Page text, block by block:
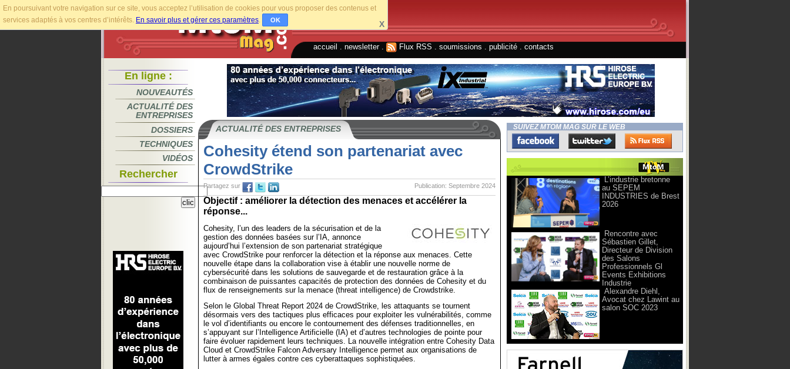
En poursuivant votre navigation sur ce site, vous acceptez l’utilisation de cookies pour vous proposer des contenus et
services adaptés à vos centres d’intérêts. En savoir plus et gérer ces paramètres. OK X
accueil newsletter. Flux RSS soumissions publicité contacts
En ligne :
NOUVEAUTÉS
ACTUALITÉ DES
ENTREPRISES
DOSSIERS
TECHNIQUES
VIDÉOS
Rechercher
ACTUALITÉ DES ENTREPRISES
Cohesity étend son partenariat avec
CrowdStrike
Publication: Septembre 2024
Partagez sur
Objectif : améliorer la détection des menaces et accélérer la
réponse...
Cohesity, l’un des leaders de la sécurisation et de la
gestion des données basées sur l’IA, annonce
aujourd’hui l’extension de son partenariat stratégique
avec CrowdStrike pour renforcer la détection et la réponse aux menaces. Cette
nouvelle étape dans la collaboration vise à établir une nouvelle norme de
cybersécurité dans les solutions de sauvegarde et de restauration grâce à la
combinaison de puissantes capacités de protection des données de Cohesity et du
flux de renseignements sur la menace (threat intelligence) de Crowdstrike.
Selon le Global Threat Report 2024 de CrowdStrike, les attaquants se tournent
désormais vers des tactiques plus efficaces pour exploiter les vulnérabilités, comme
le vol d’identifiants ou encore le contournement des défenses traditionnelles, en
s’appuyant sur l’Intelligence Artificielle (IA) et d’autres technologies de pointe pour
faire évoluer rapidement leurs techniques. La nouvelle intégration entre Cohesity Data
Cloud et CrowdStrike Falcon Adversary Intelligence permet aux organisations de
lutter à armes égales contre ces cyberattaques sophistiquées.
SUIVEZ MTOM MAG SUR LE WEB
L’industrie bretonne
au SEPEM
INDUSTRIES de Brest
2026
Rencontre avec
Sébastien Gillet,
Directeur de Division
des Salons
Professionnels Gl
Events Exhibitions
Industrie
Alexandre Diehl,
Avocat chez Lawint au
salon SOC 2023